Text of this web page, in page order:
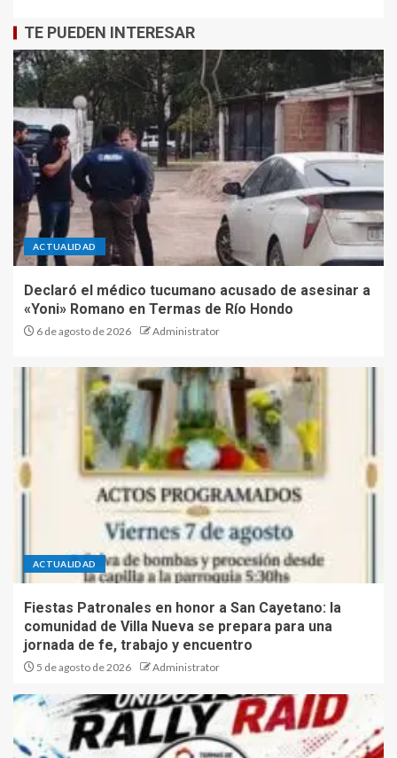
TE PUEDEN INTERESAR
ACTUALIDAD
Declaró el médico tucumano acusado de asesinar a
«Yoni» Romano en Termas de Río Hondo
6 de agosto de 2026 Administrator
ACTUALIDAD
Fiestas Patronales en honor a San Cayetano: la
comunidad de Villa Nueva se prepara para una
jornada de fe, trabajo y encuentro
5 de agosto de 2026 Administrator